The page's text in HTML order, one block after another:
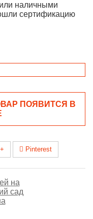
наличными
сертификацию
ПОЯВИТСЯ В
Pinterest